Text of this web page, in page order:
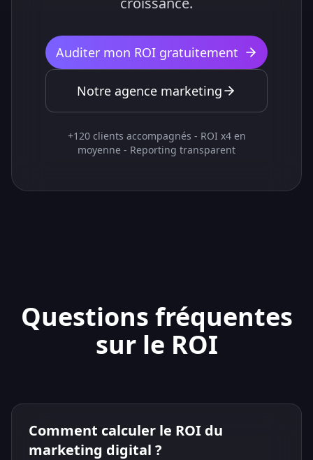
Auditer mon ROI gratuitement
Notre agence marketing
+120 clients accompagnés - ROI x4 en
moyenne - Reporting transparent
Questions fréquentes
sur le ROI
Comment calculer le ROI du
marketing digital ?